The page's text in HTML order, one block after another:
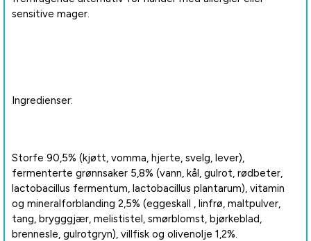
sensitive mager.
Ingredienser:
Storfe 90,5% (kjøtt, vomma, hjerte, svelg, lever),
fermenterte grønnsaker 5,8% (vann, kål, gulrot, rødbeter,
lactobacillus fermentum, lactobacillus plantarum), vitamin
og mineralforblanding 2,5% (eggeskall , linfrø, maltpulver,
tang, brygggjær, melististel, smørblomst, bjørkeblad,
brennesle, gulrotgryn), villfisk og olivenolje 1,2%.